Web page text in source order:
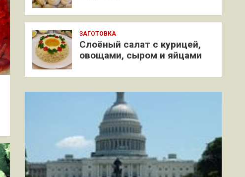
ЗАГОТОВКА
Слоёный салат с курицей,
овощами, сыром и яйцами